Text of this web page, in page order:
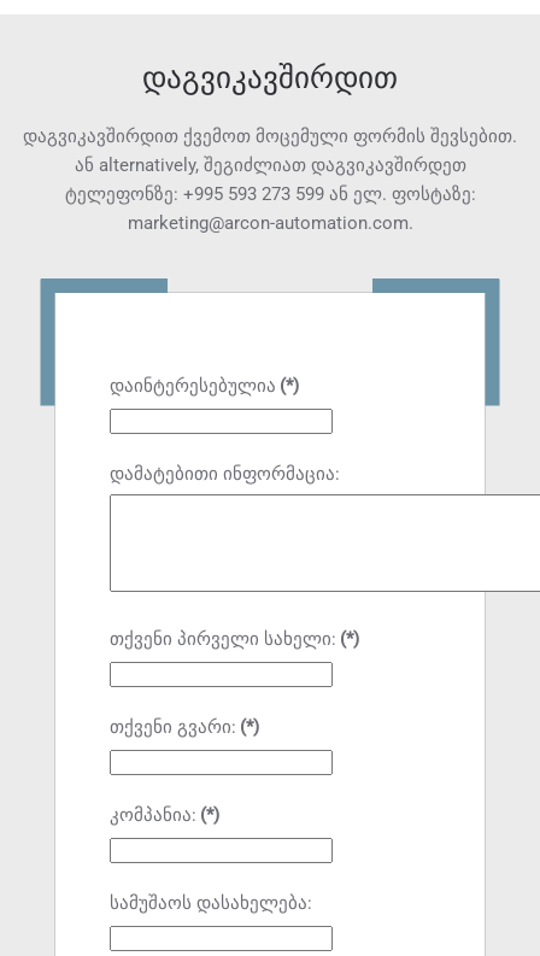
დაგვიკავშირდით
დაგვიკავშირდით ქვემოთ მოცემული ფორმის შევსებით.
ან alternatively, შეგიძლიათ დაგვიკავშირდეთ
ტელეფონზე: +995 593 273 599ან ელ. ფოსტაზე:
marketing@arcon-automation.com.
დაინტერესებულია (*)
დამატებითი ინფორმაცია:
თქვენი პირველი სახელი: (*)
თქვენი გვარი: (*)
კომპანია: (*)
სამუშაოს დასახელება: